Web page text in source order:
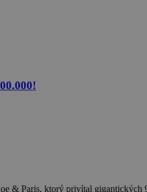
& Paris, ktorý privítal gigantických